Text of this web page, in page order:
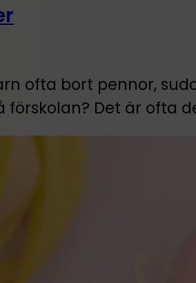
ofta bort pennor,
förskolan? Det är ofta